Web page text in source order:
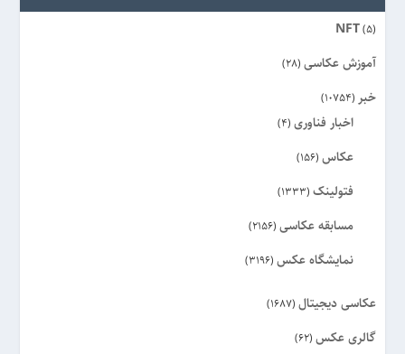
NFT(5)
آموزش عکاسی (28)
خبر (10754)
اخبار فناوری (4)
عکاس (156)
فتولینک (1333)
مسابقه عکاسی (2156)
نمایشگاه عکس (3196)
عکاسی دیجیتال (1687)
گالری عکس (62)